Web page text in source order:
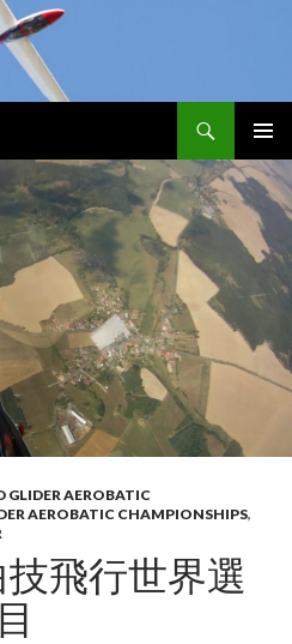
メインメ
ニュー
GLIDER AEROBATIC
AEROBATIC CHAMPIONSHIPS,
飛行世界選